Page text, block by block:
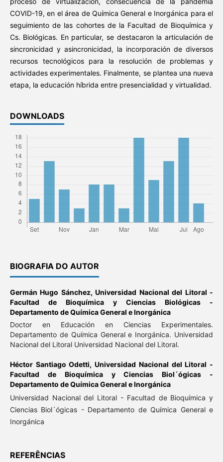
COVID-19, en el área de Química General e Inorgánica para el
seguimiento de las cohortes de la Facultad de Bioquímica y
Cs. Biológicas. En particular, se destacaron la articulación de
sincronicidad y asincronicidad, la incorporación de diversos
recursos tecnológicos para la resolución de problemas y
actividades experimentales. Finalmente, se plantea una nueva
etapa, la educación híbrida entre presencialidad y virtualidad.
DOWNLOADS
BIOGRAFIA DO AUTOR
Germán Hugo Sánchez,Universidad Nacional del Litoral -
Facultad de Bioquímica y Ciencias Biológicas -
Departamento de Química General e Inorgánica
Doctor en Educación en Ciencias Experimentales.
Departamento de Química General e Inorgánica. Universidad
Nacional del Litoral Universidad Nacional del Litoral.
Héctor Santiago Odetti,Universidad Nacional del Litoral -
Facultad de Bioquímica y Ciencias Biol´ógicas -
Departamento de Química General e Inorgánica
Universidad Nacional del Litoral - Facultad de Bioquímica y
Ciencias Biol´ógicas - Departamento de Química General e
Inorgánica
REFERÊNCIAS